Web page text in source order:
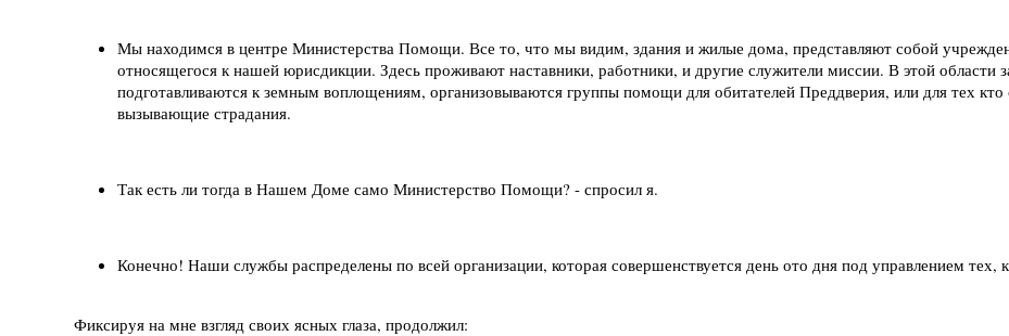
Мы находимся в центре Министерства Помощи. Все то, что мы видим, здания и жилые дома, представляют собой
относящегося к нашей юрисдикции. Здесь проживают наставники, работники, и другие служители миссии. В этой
подготавливаются к земным воплощениям, организовываются группы помощи для обитателей Преддверия, или для тех кто
вызывающие страдания.
Так есть ли тогда в Нашем Доме само Министерство Помощи? - спросил я.
Конечно! Наши службы распределены по всей организации, которая совершенствуется день ото дня под управлением тех,
Фиксируя на мне взгляд своих ясных глаза, продолжил: